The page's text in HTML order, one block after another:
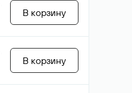
В корзину
В корзину